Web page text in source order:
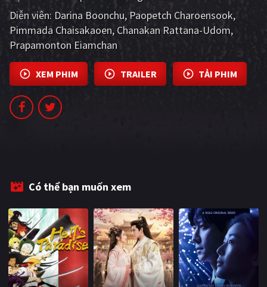
TUYỂN TẬP PHIM
BLOG
Diễn viên: Darina Boonchu Paopetch Charoensook
Pimmada Chaisakaoen Chanakan Rattana-Udom
Prapamonton Eiamchan
XEM PHIM TRAILER TẢI PHIM
Có thể bạn muốn xem